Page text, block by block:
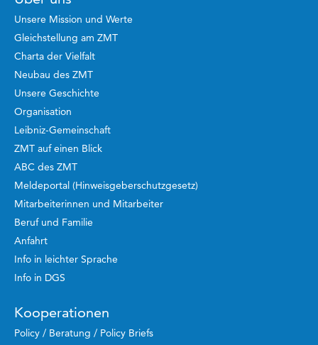
Unsere Mission und Werte
Gleichstellung am ZMT
Charta der Vielfalt
Neubau des ZMT
Unsere Geschichte
Organisation
Leibniz-Gemeinschaft
ZMT auf einen Blick
ABC des ZMT
Meldeportal (Hinweisgeberschutzgesetz)
Mitarbeiterinnen und Mitarbeiter
Beruf und Familie
Anfahrt
Info in leichter Sprache
Info in DGS
Kooperationen
Policy / Beratung / Policy Briefs